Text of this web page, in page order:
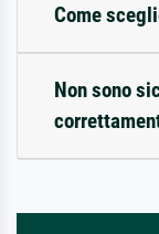
Come
Non sono